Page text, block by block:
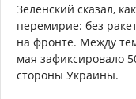
Зеленский сказал,
перемирие: без
на фронте. Между
мая зафиксировало
стороны Украины.